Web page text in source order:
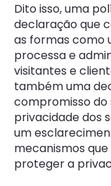
Dito isso, uma
declaração que
as formas como
processa e
visitantes e
também uma
compromisso
privacidade dos
um
mecanismos
proteger a